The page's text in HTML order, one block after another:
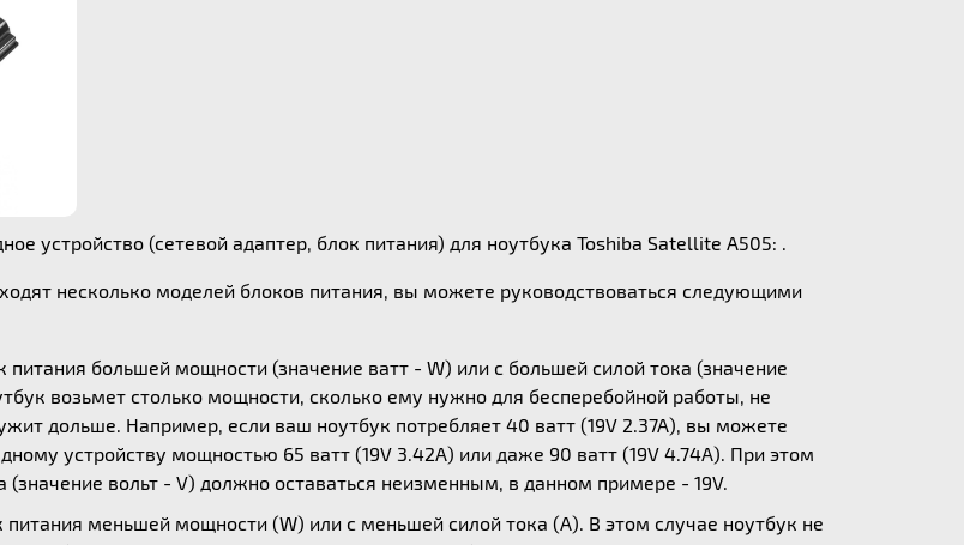
устройство (сетевой адаптер, блок питания) для ноутбука Toshiba Satellite A505: .
несколько моделей блоков питания, вы можете руководствоваться следующими
большей мощности (значение ватт - W) или с большей силой тока (значение
возьмет столько мощности, сколько ему нужно для бесперебойной работы, не
дольше. Например, если ваш ноутбук потребляет 40 ватт (19V 2.37A), вы можете
устройству мощностью 65 ватт (19V 3.42A) или даже 90 ватт (19V 4.74A). При этом
(значение вольт - V) должно оставаться неизменным, в данном примере - 19V.
питания меньшей мощности (W) или с меньшей силой тока (А). В этом случае ноутбук не